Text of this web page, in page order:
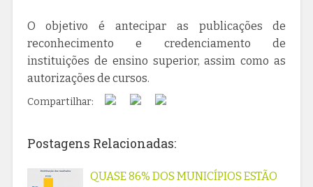
O objetivo é antecipar as publicações de
reconhecimento e credenciamento de
instituições de ensino superior, assim como as
autorizações de cursos.
Compartilhar:
Postagens Relacionadas:
QUASE 86% DOS MUNICÍPIOS ESTÃO